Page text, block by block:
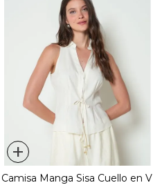
+
Camisa Manga Sisa Cuello en V